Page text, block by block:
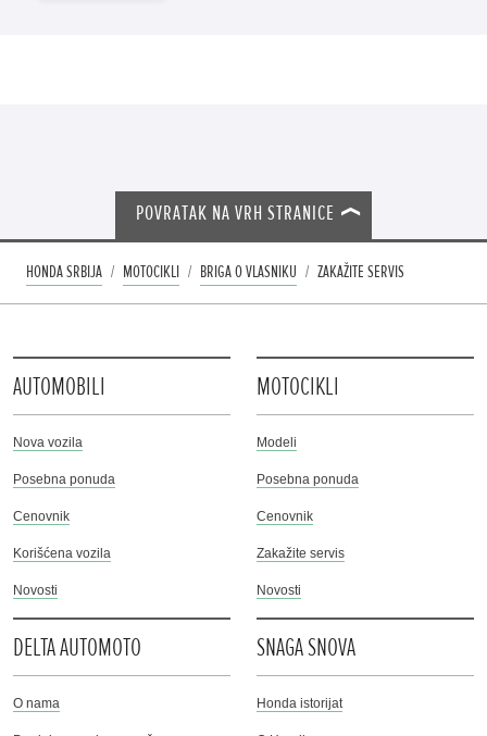
POVRATAK NA VRH STRANICE
HONDA SRBIJA MOTOCIKLI BRIGA O VLASNIKU ZAKAŽITE SERVIS
AUTOMOBILI
Nova vozila
Posebna ponuda
Cenovnik
Korišćena vozila
Novosti
MOTOCIKLI
Modeli
Posebna ponuda
Cenovnik
Zakažite servis
Novosti
DELTA AUTOMOTO
O nama
SNAGA SNOVA
Honda istorijat